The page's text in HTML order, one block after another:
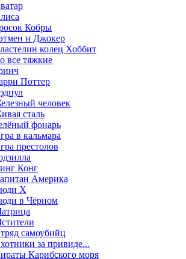
Кобры
и Джокер
колец Хоббит
все тяжкие
Поттер
человек
сталь
фонарь
в кальмара
престолов
Конг
Америка
X
в Чёрном
самоубийц
за привиде...
Карибского моря